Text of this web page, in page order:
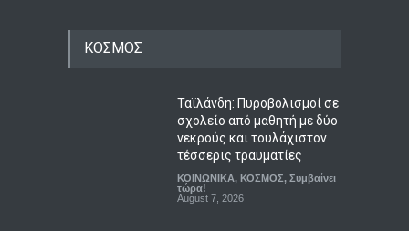
ΚΟΣΜΟΣ
Ταϊλάνδη: Πυροβολισμοί σε
σχολείο από μαθητή με δύο
νεκρούς και τουλάχιστον
τέσσερις τραυματίες
ΚΟΙΝΩΝΙΚΑ, ΚΟΣΜΟΣ, Συμβαίνει
τώρα!
August 7, 2026